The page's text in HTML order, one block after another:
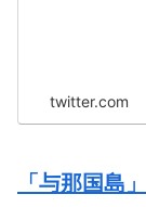
twitter.com
「与那国島」